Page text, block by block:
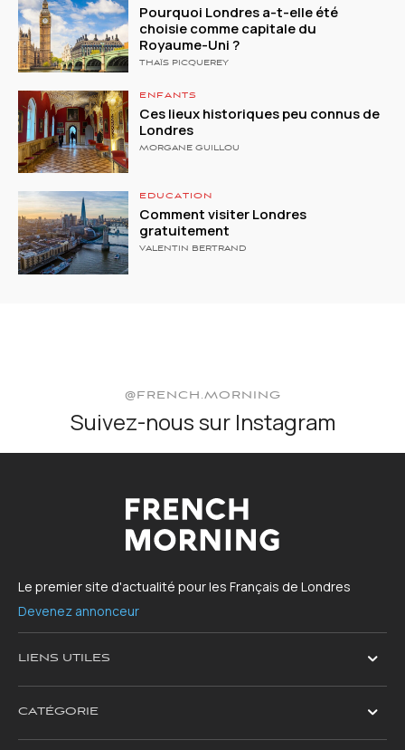
Pourquoi Londres a-t-elle été
choisie comme capitale du
Royaume-Uni ?
THAÏS PICQUEREY
ENFANTS
Ces lieux historiques peu connus de
Londres
MORGANE GUILLOU
EDUCATION
Comment visiter Londres
gratuitement
VALENTIN BERTRAND
@FRENCH.MORNING
Suivez-nous sur Instagram
Le premier site d'actualité pour les Français de Londres
Devenez annonceur
LIENS UTILES
CATÉGORIE